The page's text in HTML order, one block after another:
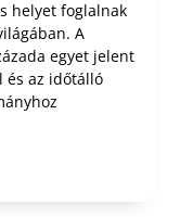
helyet foglalnak
A
egyet jelent
és az időtálló